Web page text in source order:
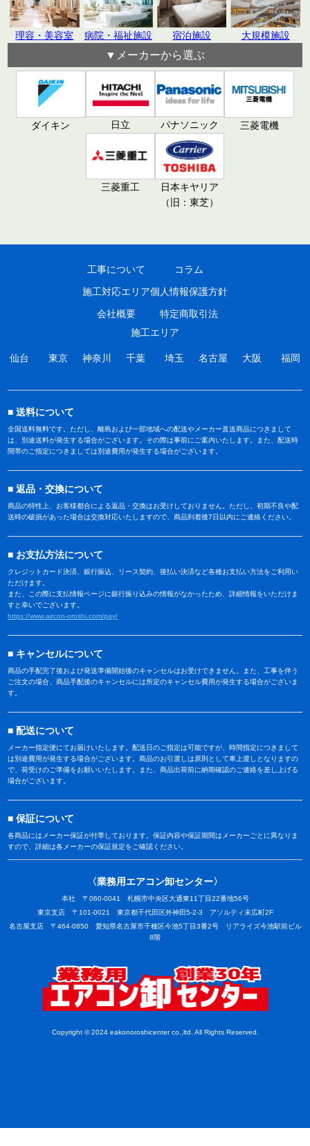
理容・美容室 病院・福祉施設 宿泊施設 大規模施設
▼メーカーから選ぶ
ダイキン 日立 パナソニック 三菱電機
三菱重工
日本キヤリア
（旧：東芝）
工事について
施工対応エリア
会社概要
コラム
個人情報保護方針
特定商取引法
施工エリア
仙台 東京 神奈川 千葉 埼玉 名古屋 大阪 福岡
送料について
全国送料無料です。ただし、離島および一部地域への配送やメーカー直送商品につきまして
は、別途送料が発生する場合がございます。その際は事前にご案内いたします。また、配送時
間帯のご指定につきましては別途費用が発生する場合がございます。
返品・交換について
商品の特性上、お客様都合による返品・交換はお受けしておりません。ただし、初期不良や配
送時の破損があった場合は交換対応いたしますので、商品到着後7日以内にご連絡ください。
お支払方法について
クレジットカード決済、銀行振込、リース契約、後払い決済など各種お支払い方法をご利用い
ただけます。
また、この際に支払情報ページに銀行振り込みの情報がなかったため、詳細情報をいただけま
すと幸いでございます。
https://www.aircon-oroshi.com/pay/
キャンセルについて
商品の手配完了後および発送準備開始後のキャンセルはお受けできません。また、工事を伴う
ご注文の場合、商品手配後のキャンセルには所定のキャンセル費用が発生する場合がございま
す。
配送について
メーカー指定便にてお届けいたします。配送日のご指定は可能ですが、時間指定につきまして
は別途費用が発生する場合がございます。商品のお引渡しは原則として車上渡しとなりますの
で、荷受けのご準備をお願いいたします。また、商品出荷前に納期確認のご連絡を差し上げる
場合がございます。
保証について
各商品にはメーカー保証が付帯しております。保証内容や保証期間はメーカーごとに異なりま
すので、詳細は各メーカーの保証規定をご確認ください。
〈業務用エアコン卸センター〉
本社 〒060-0041 札幌市中央区大通東11丁目22番地56号
東京支店 〒101-0021 東京都千代田区外神田5-2-3 アソルティ末広町2F
名古屋支店 〒464-0850 愛知県名古屋市千種区今池5丁目3番2号 リアライズ今池駅前ビル
8階
Copyright © 2024 eakonoroshicenter co.,ltd. All Rights Reserved.